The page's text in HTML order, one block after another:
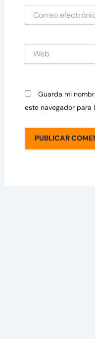
electrónico*
Guarda mi
este navegador para